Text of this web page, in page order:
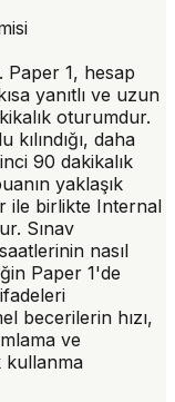
Paper 1, hesap
yanıtlı ve uzun
oturumdur.
daha
90 dakikalık
yaklaşık
ile birlikte Internal
Sınav
nasıl
Paper 1'de
becerilerin hızı,
ve
kullanma